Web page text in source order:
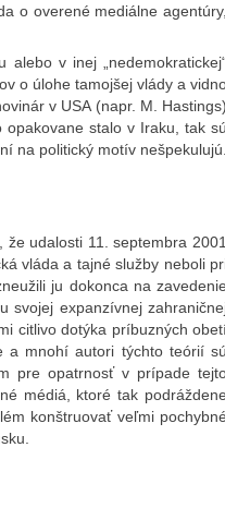
o overené mediálne agentúry,
v inej „nedemokratickej“
o úlohe tamojšej vlády a
v USA (napr. M. Hastings)
stalo v Iraku, tak sú
na politický motív nešpekulujú.
udalosti 11. septembra 2001
vláda a tajné služby neboli
ju dokonca na zavedenie
svojej expanzívnej
citlivo dotýka príbuzných
a mnohí autori týchto teórií sú
pre opatrnosť v prípade
médiá, ktoré tak podráždene
konštruovať veľmi pochybné